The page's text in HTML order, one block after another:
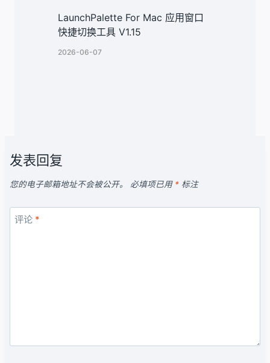
LaunchPalette For Mac 应用窗口
快捷切换工具 V1.15
2026-06-07
发表回复
您的电子邮箱地址不会被公开。 必填项已用 * 标注
评论 *